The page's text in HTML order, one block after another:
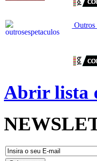
Outros
Abrir lista